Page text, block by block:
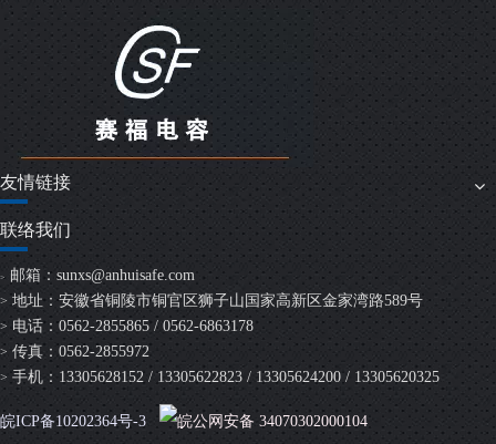
友情链接
联络我们
> 邮箱： sunxs@anhuisafe.com
> 地址：安徽省铜陵市铜官区狮子山国家高新区金家湾路589号
> 电话：0562-2855865 / 0562-6863178
> 传真：0562-2855972
> 手机：13305628152 / 13305622823 / 13305624200 / 13305620325
皖ICP备10202364号-3 皖公网安备 34070302000104